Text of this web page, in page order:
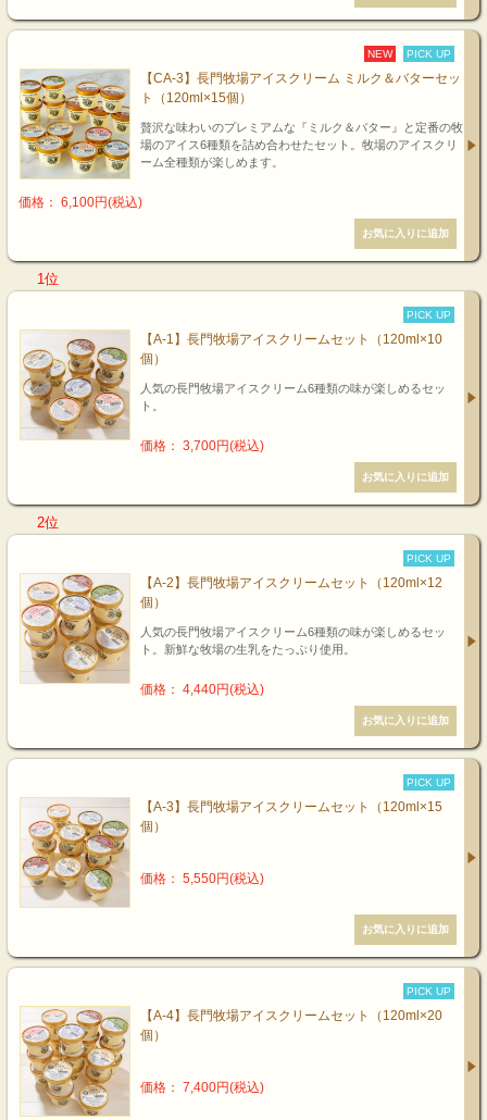
NEW PICK UP
【CA-3】長門牧場アイスクリーム ミルク＆バターセッ
ト（120ml×15個）
贅沢な味わいのプレミアムな『ミルク＆バター』と定番の牧
場のアイス6種類を詰め合わせたセット。牧場のアイスクリ
ーム全種類が楽しめます。
価格： 6,100円(税込)
1位
PICK UP
【A-1】長門牧場アイスクリームセット（120ml×10
個）
人気の長門牧場アイスクリーム6種類の味が楽しめるセッ
ト。
価格： 3,700円(税込)
2位
PICK UP
【A-2】長門牧場アイスクリームセット（120ml×12
個）
人気の長門牧場アイスクリーム6種類の味が楽しめるセッ
ト。新鮮な牧場の生乳をたっぷり使用。
価格： 4,440円(税込)
PICK UP
【A-3】長門牧場アイスクリームセット（120ml×15
個）
価格： 5,550円(税込)
PICK UP
【A-4】長門牧場アイスクリームセット（120ml×20
個）
価格： 7,400円(税込)